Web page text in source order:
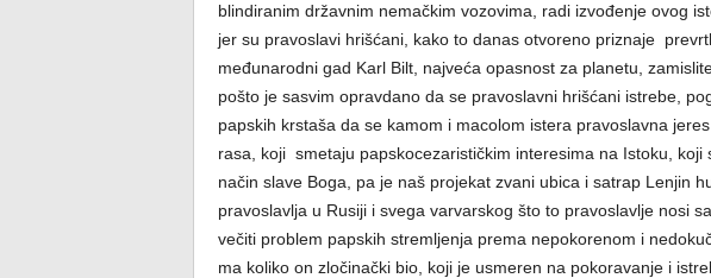
blindiranim državnim nemačkim vozovima, radi izvođenje ovog
jer su pravoslavi hrišćani, kako to danas otvoreno priznaje
međunarodni gad Karl Bilt, najveća opasnost za planetu,
pošto je sasvim opravdano da se pravoslavni hrišćani istrebe,
papskih krstaša da se kamom i macolom istera pravoslavna
rasa, koji smetaju papskocezarističkim interesima na Istoku, koji
način slave Boga, pa je naš projekat zvani ubica i satrap Lenjin
pravoslavlja u Rusiji i svega varvarskog što to pravoslavlje nosi
večiti problem papskih stremljenja prema nepokorenom i
ma koliko on zločinački bio, koji je usmeren na pokoravanje i